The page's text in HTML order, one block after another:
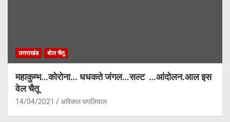
उत्तराखंड बोल चैतू
महाकुम्भ…कोरोना… धधकते जंगल…सल्ट …आंदोलन.आल इस
वेल चैतू
14/04/2021 अविकल थपलियाल